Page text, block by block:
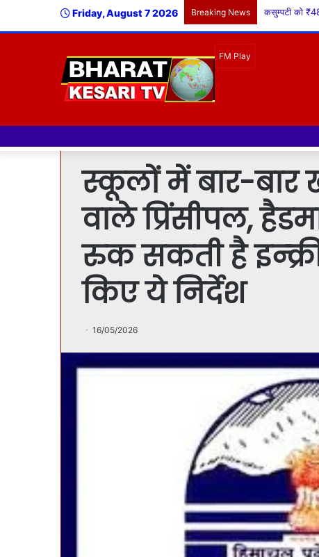
Friday, August 7 2026 Breaking News
स्कूलों में बार-बार
वाले प्रिंसीपल,
रुक सकती है
किए ये निर्देश
16/05/2026